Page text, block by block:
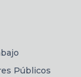
Públicos